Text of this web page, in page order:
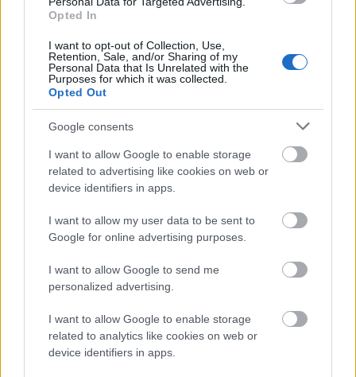
Opted In
I want to opt-out of Collection, Use,
Retention, Sale, and/or Sharing of my
Personal Data that Is Unrelated with the
Purposes for which it was collected.
Opted Out
Google consents
I want to allow Google to enable storage
related to advertising like cookies on web or
device identifiers in apps.
I want to allow my user data to be sent to
Google for online advertising purposes.
I want to allow Google to send me
personalized advertising.
I want to allow Google to enable storage
related to analytics like cookies on web or
device identifiers in apps.
Yorkba, Londonba, Párizsba, Bécsbe,
Pekingbe, Münchenbe, Milánóba.
Folytatják a szombat-vasárnap délutáni
koncertsorozatot, lehetővé téve, hogy a
vidékiek, a családosok és az este nehezen
Műsoraik többségét jövőre is háromszor
játsszák el, annak ellenére, hogy a közönség
aláírásokkal támogatott kérésére, ne
csökkentse az együttes támogatását a felelős
tárca és a főváros, eddig semmiféle reagálás
nem érkezett hozzájuk. Fischer Iván azonban
megjegyezte, folyamatosan tárgyalnak a
finanszírozásról, és bízik benne, hogy ezek a
Forrás: MTI